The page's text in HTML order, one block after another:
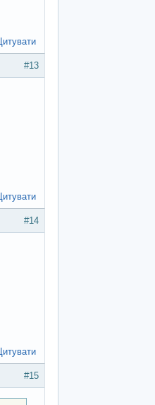
Цитувати
#13
Цитувати
#14
Цитувати
#15